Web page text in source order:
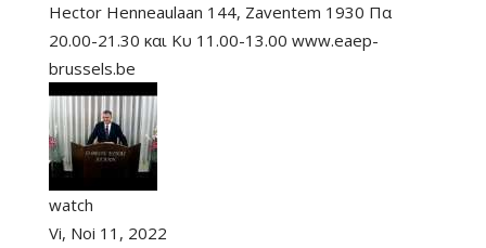
Hector Henneaulaan 144, Zaventem 1930 Πα
20.00-21.30 και Κυ 11.00-13.00 www.eaep-
brussels.be
watch
Vi, Noi 11, 2022